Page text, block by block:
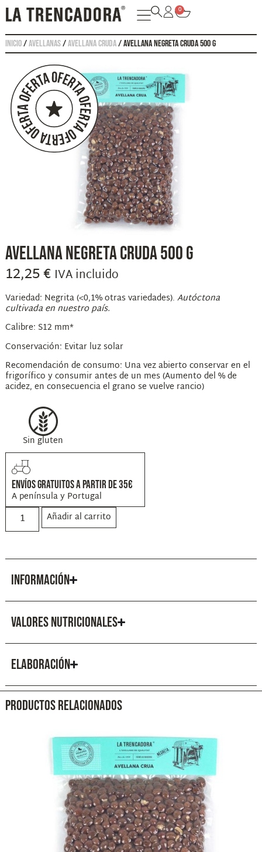
0
Inicio/Avellanas/Avellana cruda/ AVELLANA NEGRETA CRUDA 500 G
AVELLANA NEGRETA CRUDA 500 G
12,25€ IVA incluido
Variedad: Negrita (<0,1% otras variedades).Autóctona
cultivada en nuestro país.
Calibre: S12 mm*
Conservación: Evitar luz solar
Recomendación de consumo: Una vez abierto conservar en el
frigorífico y consumir antes de un mes (Aumento del % de
acidez, en consecuencia el grano se vuelve rancio)
Sin gluten
ENVÍOS GRATUITOS A PARTIR DE 35€
A península y Portugal
Añadir al carrito
INFORMACIÓN
VALORES NUTRICIONALES
ELABORACIÓN
PRODUCTOS RELACIONADOS